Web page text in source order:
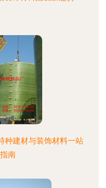
种建材与装饰材料一站
南